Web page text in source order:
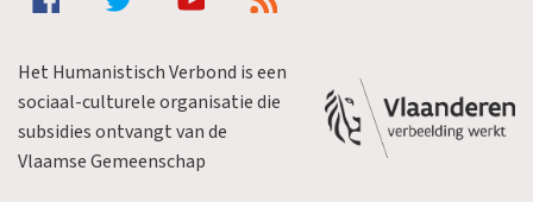
Het Humanistisch Verbond is een
sociaal-culturele organisatie die
subsidies ontvangt van de
Vlaamse Gemeenschap